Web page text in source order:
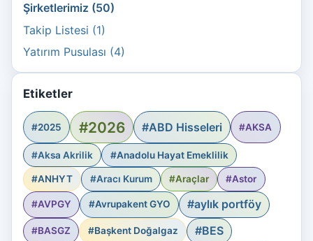
Şirketlerimiz (50)
Takip Listesi (1)
Yatırım Pusulası (4)
Etiketler
#2025 #2026 #ABD Hisseleri #AKSA
#Aksa Akrilik #Anadolu Hayat Emeklilik
#ANHYT #Aracı Kurum #Araçlar #Astor
#AVPGY #Avrupakent GYO #aylık portföy
#BASGZ #Başkent Doğalgaz #BES